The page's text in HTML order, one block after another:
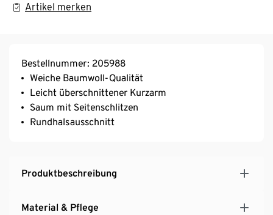
Artikel merken
Bestellnummer: 205988
Weiche Baumwoll-Qualität
Leicht überschnittener Kurzarm
Saum mit Seitenschlitzen
Rundhalsausschnitt
Produktbeschreibung
Material & Pflege